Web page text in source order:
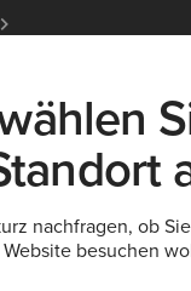
ARIAT
nachfragen, ob
Website besuchen